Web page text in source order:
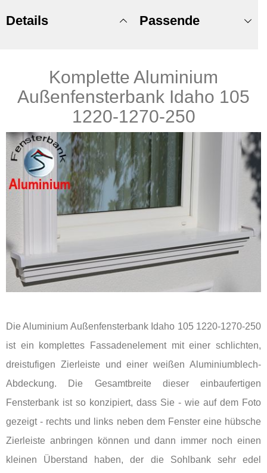
Details
Komplette Aluminium
Außenfensterbank Idaho 105
1220-1270-250
Die Aluminium Außenfensterbank Idaho 105 1220-1270-250
ist ein komplettes Fassadenelement mit einer schlichten,
dreistufigen Zierleiste und einer weißen Aluminiumblech-
Abdeckung. Die Gesamtbreite dieser einbaufertigen
Fensterbank ist so konzipiert, dass Sie - wie auf dem Foto
gezeigt - rechts und links neben dem Fenster eine hübsche
Zierleiste anbringen können und dann immer noch einen
kleinen Überstand haben, der die Sohlbank sehr edel
Passende
Produkte